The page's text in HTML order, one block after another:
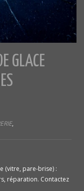
GLACE
,
(vitre, pare-brise) :
réparation. Contactez